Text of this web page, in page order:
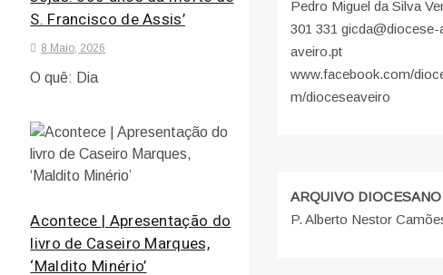
S. Francisco de Assis’
8 Maio, 2026
O quê: Dia
Acontece | Apresentação do
livro de Caseiro Marques,
‘Maldito Minério’
Pedro Miguel da Silva
301 331
aveiro.pt
www.facebook.com/
m/dioceseaveiro
ARQUIVO DIOCESANO
P. Alberto Nestor